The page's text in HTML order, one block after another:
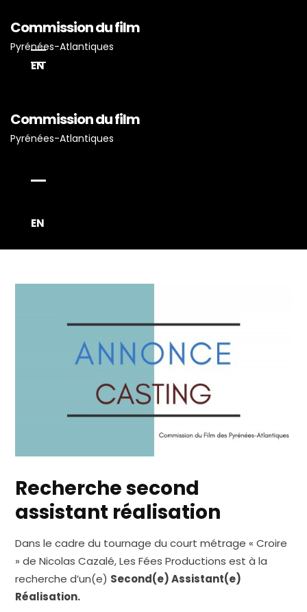
Commission du film
Pyrénées-Atlantiques
EN
Commission du film
Pyrénées-Atlantiques
EN
Accueil
Actualités
Recherche second
assistant réalisation
Dans le cadre du tournage du court métrage « Croire
» de Nicolas Cazalé, Les Fées Productions est à la
recherche d’un(e) Second(e) Assistant(e)
Réalisation.